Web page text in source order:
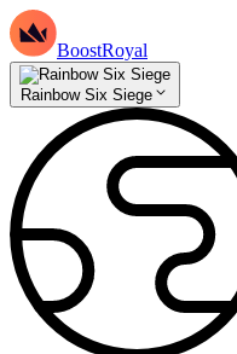
BoostRoyal
Rainbow Six Siege